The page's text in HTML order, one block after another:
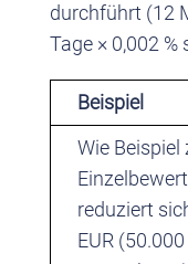
durchführt (12
Tage × 0,002 %
Beispiel
Wie Beispiel
reduziert
EUR